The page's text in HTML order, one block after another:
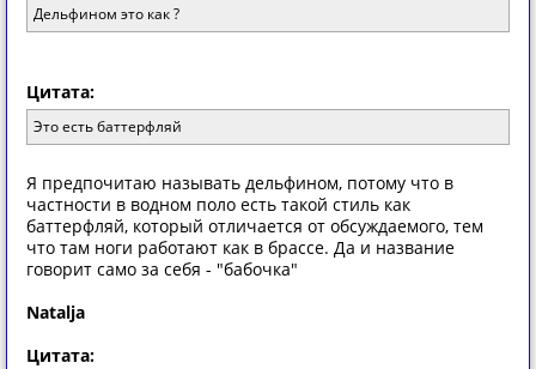
Дельфином это как ?
Цитата:
Это есть баттерфляй
Я предпочитаю называть дельфином, потому что в
частности в водном поло есть такой стиль как
баттерфляй, который отличается от обсуждаемого, тем
что там ноги работают как в брассе. Да и название
говорит само за себя - "бабочка"
Natalja
Цитата: